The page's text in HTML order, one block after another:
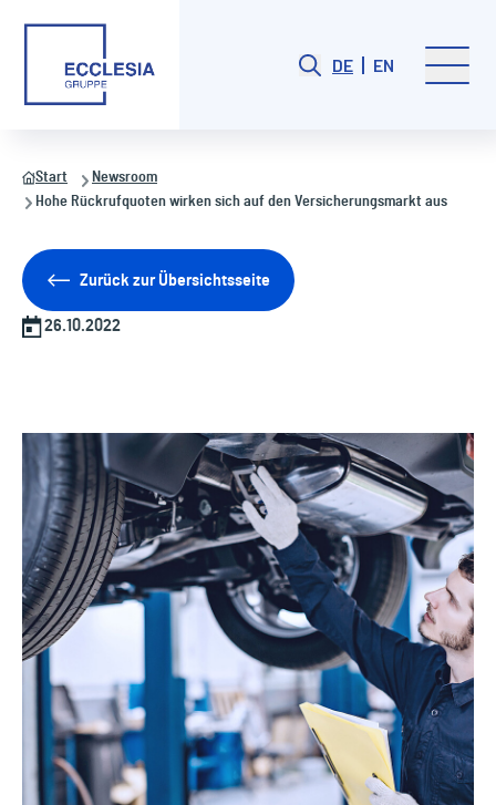
DE EN
Start
Newsroom
Hohe Rückrufquoten wirken sich auf den Versicherungsmarkt aus
Zurück zur Übersichtsseite
26.10.2022